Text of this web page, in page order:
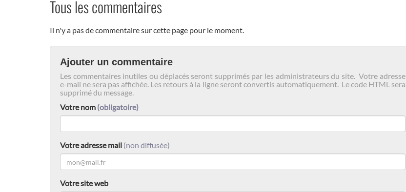
Tous les commentaires
Il n'y a pas de commentaire sur cette page pour le moment.
Ajouter un commentaire
Les commentaires inutiles ou déplacés seront supprimés par les administrateurs du site. Votre adresse
e-mail ne sera pas affichée. Les retours à la ligne seront convertis automatiquement. Le code HTML sera
supprimé du message.
Votre nom (obligatoire)
Votre adresse mail (non diffusée)
Votre site web